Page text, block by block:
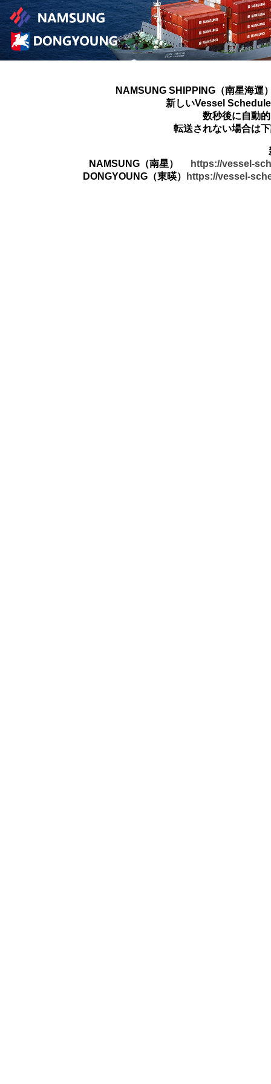
NAMSUNG SHIPPING（南星海運
新しいVessel
数秒後に自動
転送されない場合は
NAMSUNG（南星）
https://vessel-
DONGYOUNG（東暎）
https://vessel-